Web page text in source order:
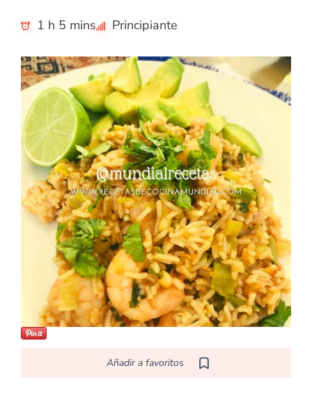
1 h 5 mins Principiante
Añadir a favoritos